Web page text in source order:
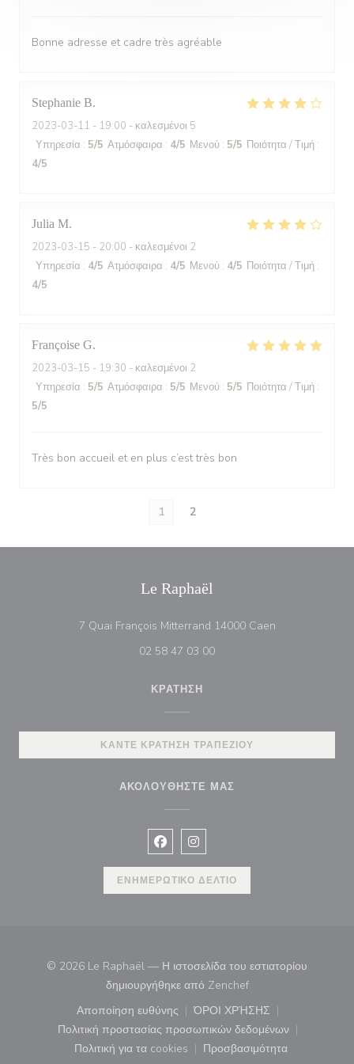
Bonne adresse et cadre très agréable
Stephanie B
2023-03-11 - 19:00 - καλεσμένοι 5
Υπηρεσία : 5/5 Ατμόσφαιρα : 4/5 Μενού : 5/5 Ποιότητα / Τιμή :
4/5
Julia M
2023-03-15 - 20:00 - καλεσμένοι 2
Υπηρεσία : 4/5 Ατμόσφαιρα : 4/5 Μενού : 4/5 Ποιότητα / Τιμή :
4/5
Françoise G
2023-03-15 - 19:30 - καλεσμένοι 2
Υπηρεσία : 5/5 Ατμόσφαιρα : 5/5 Μενού : 5/5 Ποιότητα / Τιμή :
5/5
Très bon accueil et en plus c’est très bon
1 2
Le Raphaël
7 Quai François Mitterrand 14000 Caen((ανοίγει σε
02 58 47 03 00
ΚΡΆΤΗΣΗ
ΚΆΝΤΕ ΚΡΆΤΗΣΗ ΤΡΑΠΕΖΙΟΎ
ΑΚΟΛΟΥΘΉΣΤΕ ΜΑΣ
Facebook ((ανοίγει σε νέο
Instagram ((ανοίγει σε νέο
ΕΝΗΜΕΡΩΤΙΚΌ ΔΕΛΤΊΟ
© 2026 Le Raphaël — Η ιστοσελίδα του εστιατορίου
δημιουργήθηκε από Zenchef((ανοίγει σε νέο
Αποποίηση ευθύνης
((ανοίγει σε νέο παράθυρο))
ΌΡΟΙ ΧΡΉΣΗΣ
((ανοίγει σε νέο
Πολιτική προστασίας προσωπικών δεδομένων
((ανοίγει σε νέο παράθυρο))
Πολιτική για τα cookies
((ανοίγει σε νέο παράθυρο))
Προσβασιμότητα
((ανοίγει σε νέο